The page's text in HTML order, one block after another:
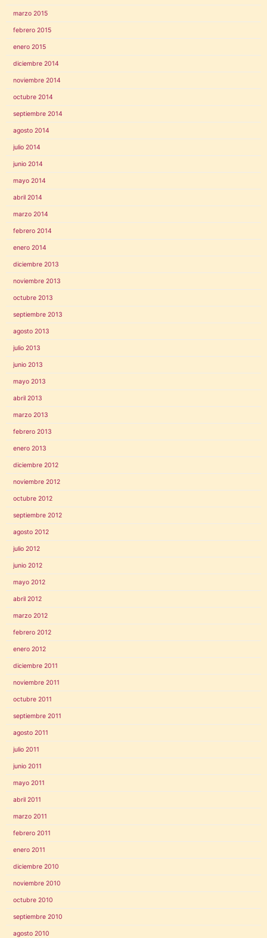
marzo 2015
febrero 2015
enero 2015
diciembre 2014
noviembre 2014
octubre 2014
septiembre 2014
agosto 2014
julio 2014
junio 2014
mayo 2014
abril 2014
marzo 2014
febrero 2014
enero 2014
diciembre 2013
noviembre 2013
octubre 2013
septiembre 2013
agosto 2013
julio 2013
junio 2013
mayo 2013
abril 2013
marzo 2013
febrero 2013
enero 2013
diciembre 2012
noviembre 2012
octubre 2012
septiembre 2012
agosto 2012
julio 2012
junio 2012
mayo 2012
abril 2012
marzo 2012
febrero 2012
enero 2012
diciembre 2011
noviembre 2011
octubre 2011
septiembre 2011
agosto 2011
julio 2011
junio 2011
mayo 2011
abril 2011
marzo 2011
febrero 2011
enero 2011
diciembre 2010
noviembre 2010
octubre 2010
septiembre 2010
agosto 2010